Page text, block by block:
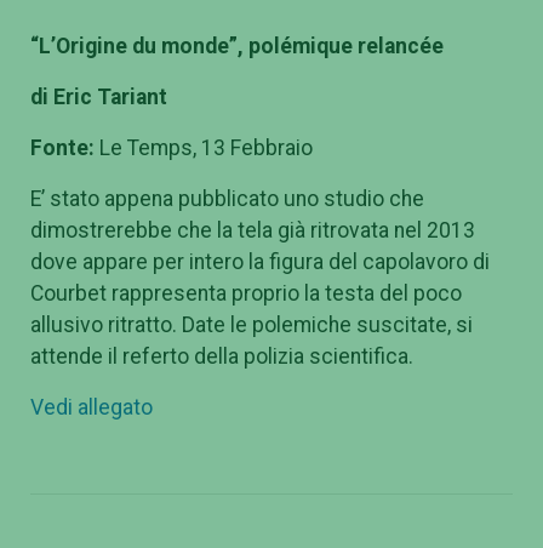
“L’Origine du monde”, polémique relancée
di Eric Tariant
Fonte: Le Temps, 13 Febbraio
E’ stato appena pubblicato uno studio che
dimostrerebbe che la tela già ritrovata nel 2013
dove appare per intero la figura del capolavoro di
Courbet rappresenta proprio la testa del poco
allusivo ritratto. Date le polemiche suscitate, si
attende il referto della polizia scientifica.
Vedi allegato